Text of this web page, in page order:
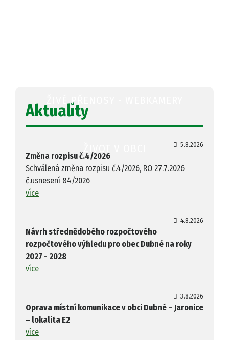
ŽIVÉ PŘENOSY - WEBKAMERY
ŽIVOT V OBCI
Aktuality
5.8.2026
Změna rozpisu č.4/2026
Schválená změna rozpisu č.4/2026, RO 27.7.2026
č.usnesení 84/2026
více
4.8.2026
Návrh střednědobého rozpočtového
rozpočtového výhledu pro obec Dubné na roky
2027 - 2028
více
3.8.2026
Oprava místní komunikace v obci Dubné – Jaronice
– lokalita E2
více